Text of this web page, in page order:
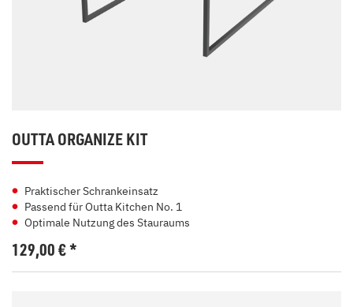
OUTTA ORGANIZE KIT
Praktischer Schrankeinsatz
Passend für Outta Kitchen No. 1
Optimale Nutzung des Stauraums
129,00€*